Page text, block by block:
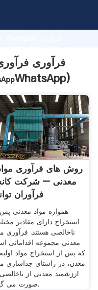
research
فرآوری
WhatsApp)
روش های فرآوری
معدنی – شرکت
فرآوران
همواره مواد معدنی پس
استخراج دارای مقادیر
ناخالصی هستند. فرآوری
معدنی مجموعه اقداماتی
که پس از استخراج مواد
معدن، در راستای جداسازی
ارزشمند معدنی از
صورت می گیرد.